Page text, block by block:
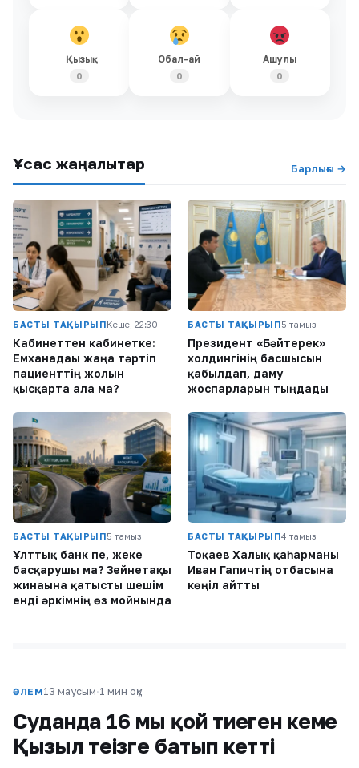
Қызық
0
Обал-ай
0
Ашулы
0
Ұқсас жаңалықтар Барлығы →
БАСТЫ ТАҚЫРЫПКеше, 22:30
Кабинеттен кабинетке:
Емханадағы жаңа тәртіп
пациенттің жолын
қысқарта ала ма?
БАСТЫ ТАҚЫРЫП5 тамыз
Президент «Бәйтерек»
холдингінің басшысын
қабылдап, даму
жоспарларын тыңдады
БАСТЫ ТАҚЫРЫП5 тамыз
Ұлттық банк пе, жеке
басқарушы ма? Зейнетақы
жинағына қатысты шешім
енді әркімнің өз мойнында
БАСТЫ ТАҚЫРЫП4 тамыз
Тоқаев Халық қаһарманы
Иван Гапичтің отбасына
көңіл айтты
ӘЛЕМ13 маусым·1 мин оқу
Суданда 16 мың қой тиеген кеме
Қызыл теңізге батып кетті